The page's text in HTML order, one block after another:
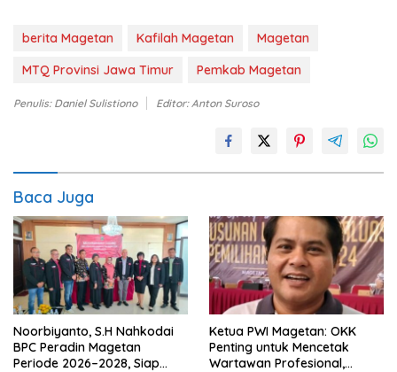
berita Magetan Kafilah Magetan
Magetan
MTQ Provinsi Jawa Timur
Pemkab Magetan
Penulis: Daniel Sulistiono Editor: Anton Suroso
Baca Juga
Noorbiyanto, S.H Nahkodai
BPC Peradin Magetan
Periode 2026–2028, Siap
Ketua PWI Magetan: OKK
Penting untuk Mencetak
Wartawan Profesional,